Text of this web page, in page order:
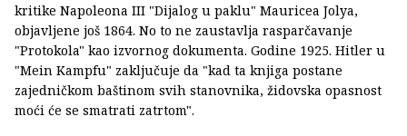
kritike Napoleona III "Dijalog u paklu" Mauricea Jolya,
objavljene još 1864. No to ne zaustavlja rasparčavanje
"Protokola" kao izvornog dokumenta. Godine 1925. Hitler u
"Mein Kampfu" zaključuje da "kad ta knjiga postane
zajedničkom baštinom svih stanovnika, židovska opasnost
moći će se smatrati zatrtom".